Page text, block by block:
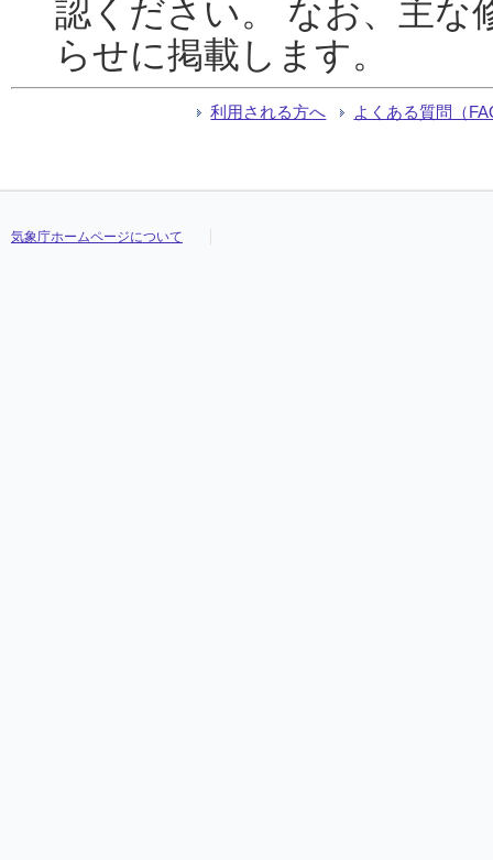
認ください。 なお、主な
らせに掲載します。
利用される方へ よくある質問（
気象庁ホームページについて